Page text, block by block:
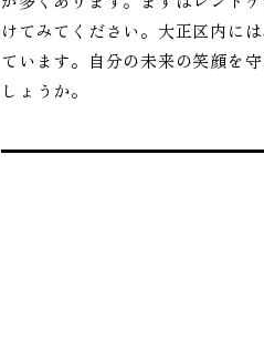
けてみてください。大正区内に
ています。自分の未来の笑顔を
しょうか。